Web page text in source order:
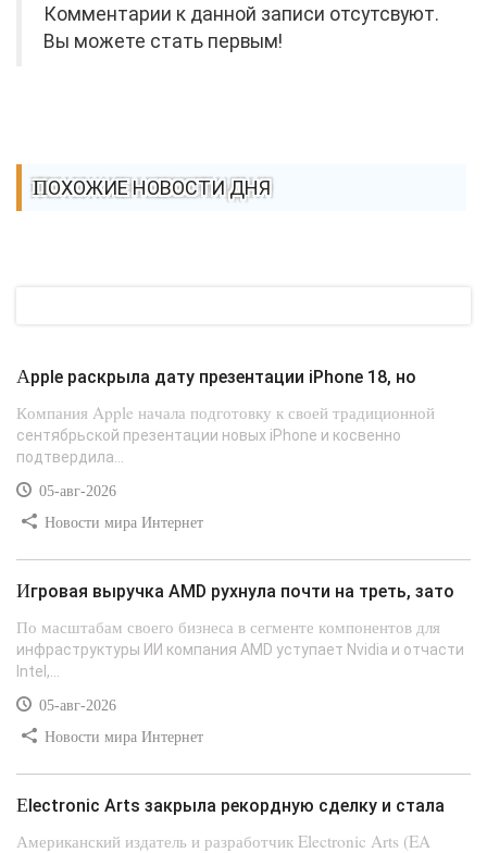
Комментарии к данной записи отсутсвуют.
Вы можете стать первым!
ПОХОЖИЕ НОВОСТИ ДНЯ
Apple раскрыла дату презентации iPhone 18, но
Компания Apple начала подготовку к своей традиционной
сентябрьской презентации новых iPhone и косвенно
подтвердила...
05-авг-2026
Новости мира Интернет
Игровая выручка AMD рухнула почти на треть, зато
По масштабам своего бизнеса в сегменте компонентов для
инфраструктуры ИИ компания AMD уступает Nvidia и отчасти
Intel,...
05-авг-2026
Новости мира Интернет
Electronic Arts закрыла рекордную сделку и стала
Американский издатель и разработчик Electronic Arts (EA